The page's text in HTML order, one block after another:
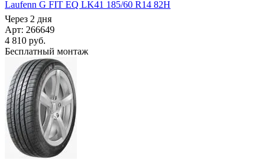
Laufenn G FIT EQ LK41 185/60 R14 82H
Через 2 дня
Арт: 266649
4 810 руб.
Бесплатный монтаж